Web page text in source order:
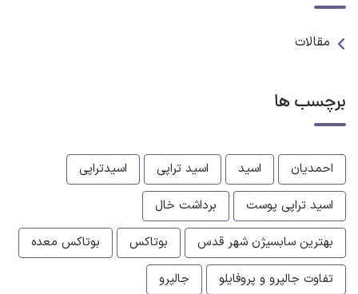
مقالات
برچسب ها
احمدیان اسید اسید تراپی
اسیدتراپی
اسید تراپی پوست
برداشت خال
بهترین سابسیژن شهر قدس
بوتاکس
بوتاکس معده
تفاوت جالپرو و پروفایلو
جالپرو